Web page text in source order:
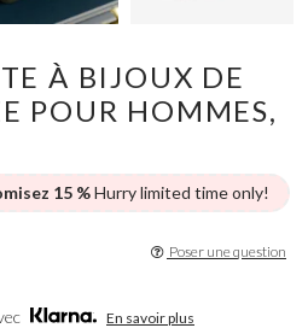
À BIJOUX DE
POUR HOMMES,
15 %Hurry limited time only!
En savoir plus
Poser une question